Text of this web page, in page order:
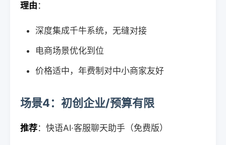
理由 ：
深度集成千牛系统，无缝对接
电商场景优化到位
价格适中，年费制对中小商家友好
场景4：初创企业/预算有限
推荐：快语AI·客服聊天助手（免费版）